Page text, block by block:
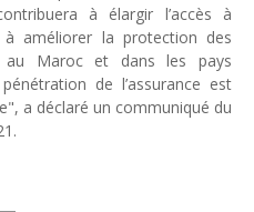
à élargir l’accès à
améliorer la protection des
au Maroc et dans les pays
de l’assurance est
a déclaré un communiqué du